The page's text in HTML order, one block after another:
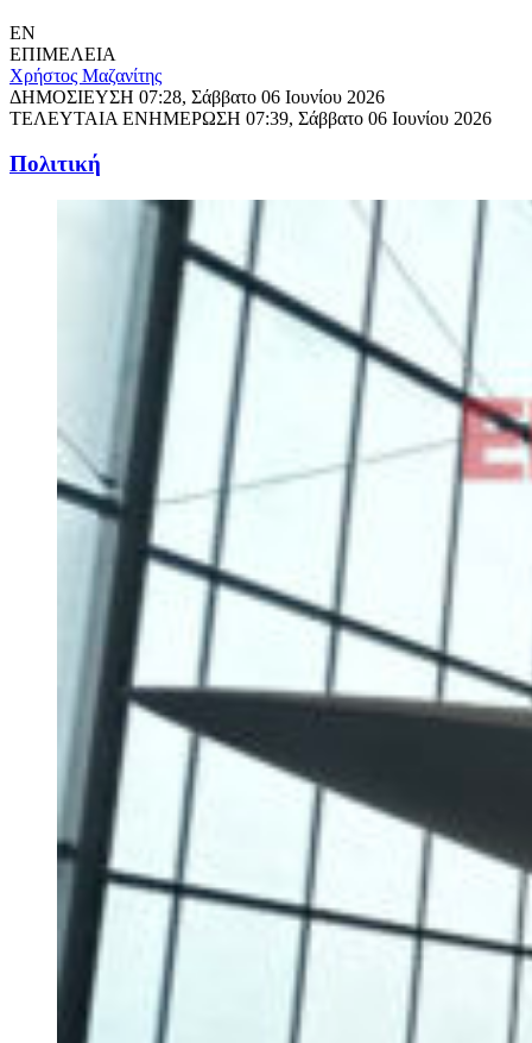
EN
ΕΠΙΜΕΛΕΙΑ
Χρήστος Μαζανίτης
ΔΗΜΟΣΙΕΥΣΗ 07:28, Σάββατο 06 Ιουνίου 2026
ΤΕΛΕΥΤΑΙΑ ΕΝΗΜΕΡΩΣΗ 07:39, Σάββατο 06 Ιουνίου 2026
Πολιτική